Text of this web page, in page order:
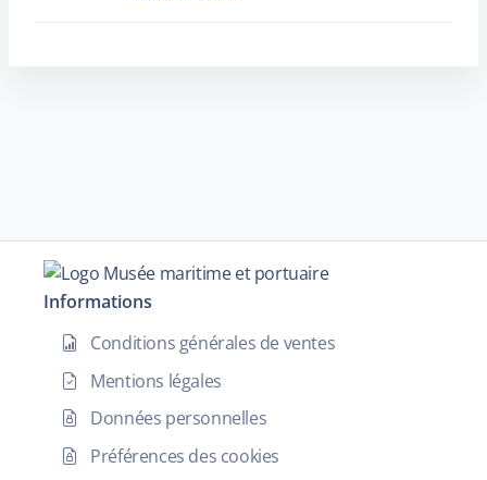
Informations
Conditions générales de ventes
Mentions légales
Données personnelles
Préférences des cookies